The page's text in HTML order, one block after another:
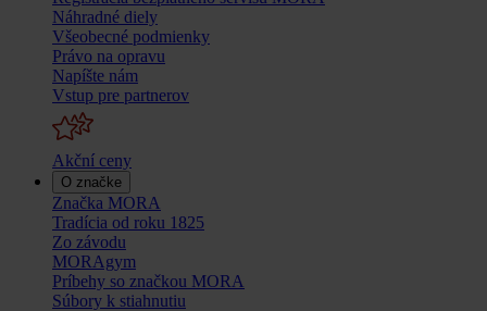
Náhradné diely
Všeobecné podmienky
Právo na opravu
Napíšte nám
Vstup pre partnerov
Akční ceny
O značke
Značka MORA
Tradícia od roku 1825
Zo závodu
MORAgym
Príbehy so značkou MORA
Súbory k stiahnutiu